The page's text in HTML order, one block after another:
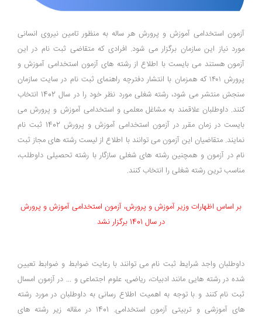
آزمون استخدامی آموزش و پرورش هر ساله به منظور تامین نیروی انسانی
مورد نیاز این سازمان برگزار می شود. افرادی که متقاضی ثبت نام در این
آزمون هستند می بایست با اطلاع از رشته های آزمون استخدامی آموزش و
پرورش ۱۴۰۱ که همزمان با انتشار دفترچه راهنمای ثبت نام در سایت سازمان
سنجش منتشر می شود، رشته شغلی مورد نظر خود را در سال 1402 انتخاب
کنند. داوطلبان علاقمند به مشاغل معلمی و استخدامی آموزش و پرورش می
بایست در زمان مقرر در آزمون استخدامی آموزش و پرورش 1402 ثبت نام
نمایند. متقاضیان این آزمون می توانند با اطلاع از لیست رشته های مجاز ثبت
نام در آزمون و همچنین رشته های شغلی سازگار با رشته تحصیلی داوطلب،
مناسب ترین رشته شغلی را انتخاب کنند.
بر اساس اظهارات وزیر آموزش و پرورش، آزمون استخدامی آموزش و پرورش
در سال 1401 برگزار نشد
داوطلبان واجد شرایط ثبت نام می توانند با رعایت ضوابط و ضوابط تعیین
شده در رشته هایی مانند ادبیات، ریاضی، علوم اجتماعی و ... در آزمون امسال
ثبت نام کنند و با توجه به اهمیت اطلاع رسانی به داوطلبان در مورد رشته
های آموزشی و تربیتی آزمون استخدامی. 1401 در مقاله زیر رشته های